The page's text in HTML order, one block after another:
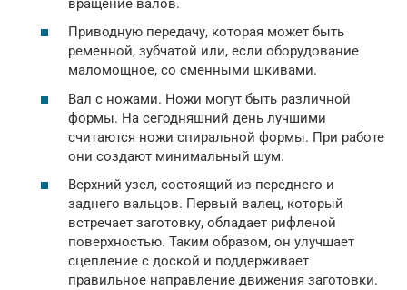
вращение валов.
Приводную передачу, которая может быть
ременной, зубчатой или, если оборудование
маломощное, со сменными шкивами.
Вал с ножами. Ножи могут быть различной
формы. На сегодняшний день лучшими
считаются ножи спиральной формы. При работе
они создают минимальный шум.
Верхний узел, состоящий из переднего и
заднего вальцов. Первый валец, который
встречает заготовку, обладает рифленой
поверхностью. Таким образом, он улучшает
сцепление с доской и поддерживает
правильное направление движения заготовки.